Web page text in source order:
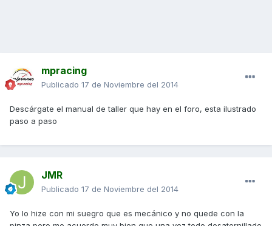
mpracing
Publicado 17 de Noviembre del 2014
Descárgate el manual de taller que hay en el foro, esta ilustrado
paso a paso
JMR
Publicado 17 de Noviembre del 2014
Yo lo hize con mi suegro que es mecánico y no quede con la